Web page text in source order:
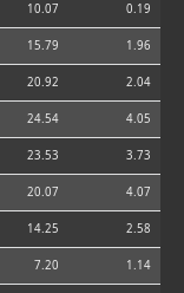
10.07 0.19
15.79 1.96
20.92 2.04
24.54 4.05
23.53 3.73
20.07 4.07
14.25 2.58
7.20 1.14